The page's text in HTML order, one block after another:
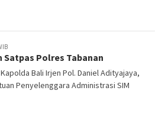
Satpas Polres Tabanan
Bali Irjen Pol. Daniel Adityajaya,
Penyelenggara Administrasi SIM